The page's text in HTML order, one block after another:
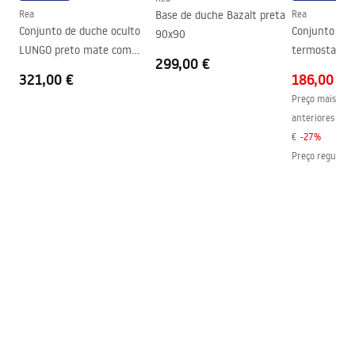
Garantia
24 meses
Revestimento Fácil e Limpo
Sim, num dos lados do vidro
Rea
Conjunto de duche oculto
LUNGO preto mate com
321,00 €
Base de duche Bazalt preta
90x90
299,00 €
Rea
Conjunto
termostato
186,00 €
Preço mais
anteriores ao
€ -27%
Preço regular